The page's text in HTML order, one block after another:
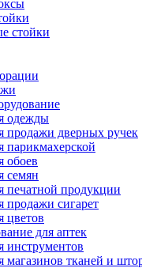
стойки
одежды
продажи дверных ручек
парикмахерской
обоев
семян
печатной продукции
продажи сигарет
цветов
для аптек
инструментов
магазинов тканей и